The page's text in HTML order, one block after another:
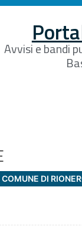
Avvisi e bandi
DI